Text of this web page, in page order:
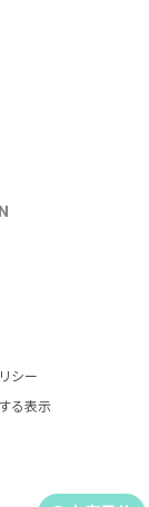
シー
る表示